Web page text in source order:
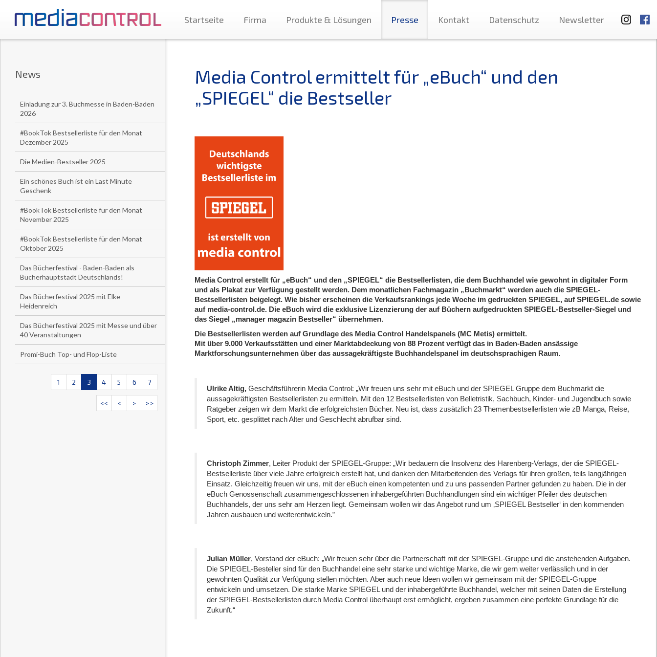
Startseite Firma Produkte & Lösungen Presse Kontakt Datenschutz Newsletter
News
Einladung zur 3. Buchmesse in Baden-Baden
2026
#BookTok Bestsellerliste für den Monat
Dezember 2025
Die Medien-Bestseller 2025
Ein schönes Buch ist ein Last Minute
Geschenk
#BookTok Bestsellerliste für den Monat
November 2025
#BookTok Bestsellerliste für den Monat
Oktober 2025
Das Bücherfestival - Baden-Baden als
Bücherhauptstadt Deutschlands!
Das Bücherfestival 2025 mit Elke
Heidenreich
Das Bücherfestival 2025 mit Messe und über
40 Veranstaltungen
Promi-Buch Top- und Flop-Liste
1 2 3 4 5 6 7
<< < > >>
Media Control ermittelt für „eBuch“ und den
„SPIEGEL“ die Bestseller
Media Control erstellt für „eBuch“ und den „SPIEGEL“ die Bestsellerlisten, die dem Buchhandel wie gewohnt in digitaler Form
und als Plakat zur Verfügung gestellt werden. Dem monatlichen Fachmagazin „Buchmarkt“ werden auch die SPIEGEL-
Bestsellerlisten beigelegt. Wie bisher erscheinen die Verkaufsrankings jede Woche im gedruckten SPIEGEL, auf SPIEGEL.de sowie
auf media-control.de. Die eBuch wird die exklusive Lizenzierung der auf Büchern aufgedruckten SPIEGEL-Bestseller-Siegel und
das Siegel „manager magazin Bestseller“ übernehmen.
Die Bestsellerlisten werden auf Grundlage des Media Control Handelspanels (MC Metis) ermittelt.
Mit über 9.000 Verkaufsstätten und einer Marktabdeckung von 88 Prozent verfügt das in Baden-Baden ansässige
Marktforschungsunternehmen über das aussagekräftigste Buchhandelspanel im deutschsprachigen Raum.
Ulrike Altig, Geschäftsführerin Media Control: „Wir freuen uns sehr mit eBuch und der SPIEGEL Gruppe dem Buchmarkt die
aussagekräftigsten Bestsellerlisten zu ermitteln. Mit den 12 Bestsellerlisten von Belletristik, Sachbuch, Kinder- und Jugendbuch sowie
Ratgeber zeigen wir dem Markt die erfolgreichsten Bücher. Neu ist, dass zusätzlich 23 Themenbestsellerlisten wie zB Manga, Reise,
Sport, etc. gesplittet nach Alter und Geschlecht abrufbar sind.
Christoph Zimmer, Leiter Produkt der SPIEGEL-Gruppe: „Wir bedauern die Insolvenz des Harenberg-Verlags, der die SPIEGEL-
Bestsellerliste über viele Jahre erfolgreich erstellt hat, und danken den Mitarbeitenden des Verlags für ihren großen, teils langjährigen
Einsatz. Gleichzeitig freuen wir uns, mit der eBuch einen kompetenten und zu uns passenden Partner gefunden zu haben. Die in der
eBuch Genossenschaft zusammengeschlossenen inhabergeführten Buchhandlungen sind ein wichtiger Pfeiler des deutschen
Buchhandels, der uns sehr am Herzen liegt. Gemeinsam wollen wir das Angebot rund um ‚SPIEGEL Bestseller‘ in den kommenden
Jahren ausbauen und weiterentwickeln.”
Julian Müller, Vorstand der eBuch: „Wir freuen sehr über die Partnerschaft mit der SPIEGEL-Gruppe und die anstehenden Aufgaben.
Die SPIEGEL-Besteller sind für den Buchhandel eine sehr starke und wichtige Marke, die wir gern weiter verlässlich und in der
gewohnten Qualität zur Verfügung stellen möchten. Aber auch neue Ideen wollen wir gemeinsam mit der SPIEGEL-Gruppe
entwickeln und umsetzen. Die starke Marke SPIEGEL und der inhabergeführte Buchhandel, welcher mit seinen Daten die Erstellung
der SPIEGEL-Bestsellerlisten durch Media Control überhaupt erst ermöglicht, ergeben zusammen eine perfekte Grundlage für die
Zukunft.“